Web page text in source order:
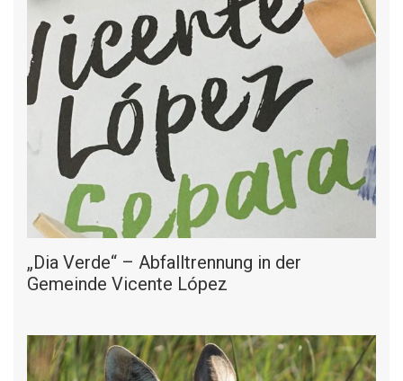
„Dia Verde“ – Abfalltrennung in der
Gemeinde Vicente López